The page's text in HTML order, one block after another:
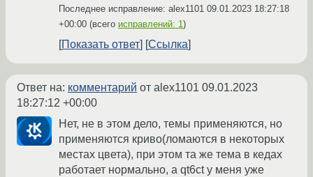
Последнее исправление: alex1101 09.01.2023 18:27:18
+00:00 (всего исправлений: 1)
Показать ответ Ссылка
Ответ на: комментарий от alex1101 09.01.2023
18:27:12 +00:00
Нет, не в этом дело, темы применяются, но
применяются криво(ломаются в некоторых
местах цвета), при этом та же тема в кедах
работает нормально, а qt6ct у меня уже